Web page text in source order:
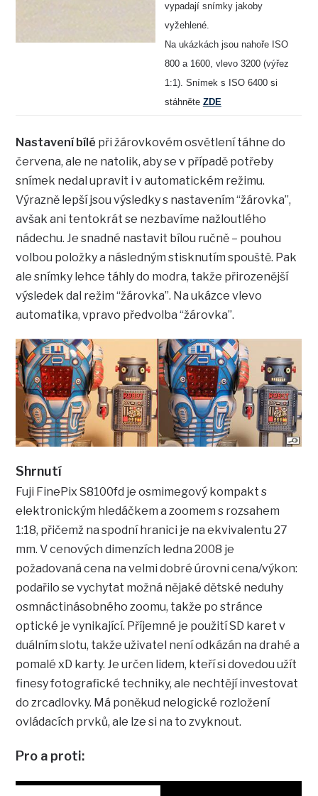
vypadají snímky jakoby
vyžehlené.
Na ukázkách jsou nahoře ISO
800 a 1600, vlevo 3200 (výřez
1:1). Snímek s ISO 6400 si
stáhněte ZDE
Nastavení bílé při žárovkovém osvětlení táhne do
červena, ale ne natolik, aby se v případě potřeby
snímek nedal upravit i v automatickém režimu.
Výrazně lepší jsou výsledky s nastavením “žárovka”,
avšak ani tentokrát se nezbavíme nažloutlého
nádechu. Je snadné nastavit bílou ručně – pouhou
volbou položky a následným stisknutím spouště. Pak
ale snímky lehce táhly do modra, takže přirozenější
výsledek dal režim “žárovka”. Na ukázce vlevo
automatika, vpravo předvolba “žárovka”.
Shrnutí
Fuji FinePix S8100fd je osmimegový kompakt s
elektronickým hledáčkem a zoomem s rozsahem
1:18, přičemž na spodní hranici je na ekvivalentu 27
mm. V cenových dimenzích ledna 2008 je
požadovaná cena na velmi dobré úrovni cena/výkon:
podařilo se vychytat možná nějaké dětské neduhy
osmnáctinásobného zoomu, takže po stránce
optické je vynikající. Příjemné je použití SD karet v
duálním slotu, takže uživatel není odkázán na drahé a
pomalé xD karty. Je určen lidem, kteří si dovedou užít
finesy fotografické techniky, ale nechtějí investovat
do zrcadlovky. Má poněkud nelogické rozložení
ovládacích prvků, ale lze si na to zvyknout.
Pro a proti: